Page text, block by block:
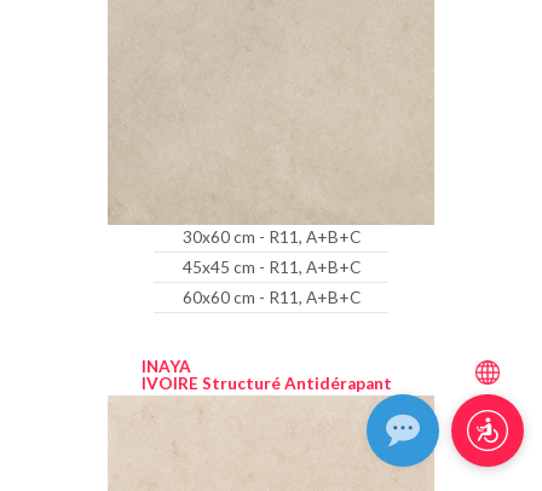
30x60 cm - R11, A+B+C
45x45 cm - R11, A+B+C
60x60 cm - R11, A+B+C
INAYA
IVOIRE Structuré Antidérapant